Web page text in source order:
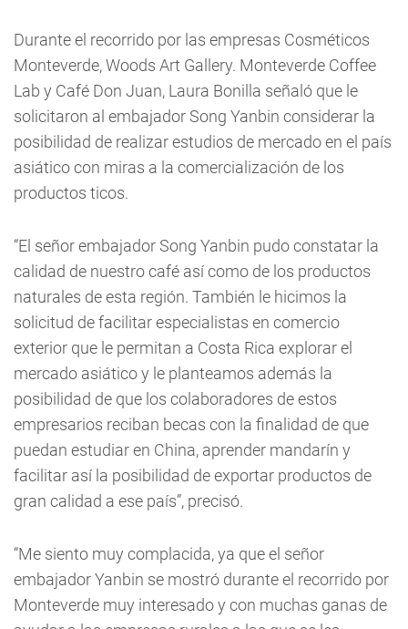
Durante el recorrido por las empresas Cosméticos
Monteverde, Woods Art Gallery. Monteverde Coffee
Lab y Café Don Juan, Laura Bonilla señaló que le
solicitaron al embajador Song Yanbin considerar la
posibilidad de realizar estudios de mercado en el país
asiático con miras a la comercialización de los
productos ticos.
“El señor embajador Song Yanbin pudo constatar la
calidad de nuestro café así como de los productos
naturales de esta región. También le hicimos la
solicitud de facilitar especialistas en comercio
exterior que le permitan a Costa Rica explorar el
mercado asiático y le planteamos además la
posibilidad de que los colaboradores de estos
empresarios reciban becas con la finalidad de que
puedan estudiar en China, aprender mandarín y
facilitar así la posibilidad de exportar productos de
gran calidad a ese país”, precisó.
“Me siento muy complacida, ya que el señor
embajador Yanbin se mostró durante el recorrido por
Monteverde muy interesado y con muchas ganas de